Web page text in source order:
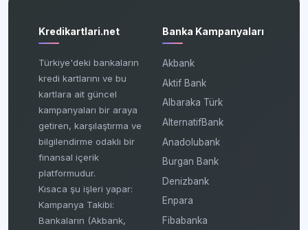
Kredikartlari.net
Türkiye'deki bankaların
kredi kartlarını ve bu
kartlara ait güncel
kampanyaları bir araya
getiren, karşılaştırma ve
bilgilendirme odaklı bir
finansal içerik
platformudur.
Kısaca şu işleri yapar:
Kampanya Takibi:
Bankaların (Akbank,
Banka Kampanyaları
Akbank
Aktif Bank
Albaraka Türk
AlternatifBank
Anadolubank
Burgan Bank
Denizbank
Enpara
Fibabanka